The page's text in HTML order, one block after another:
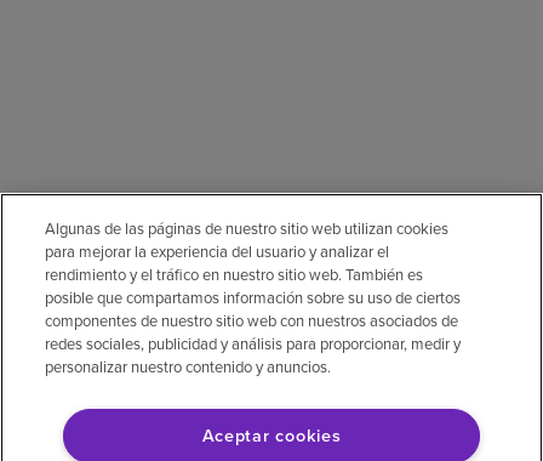
Algunas de las páginas de nuestro sitio web utilizan cookies
para mejorar la experiencia del usuario y analizar el
rendimiento y el tráfico en nuestro sitio web. También es
posible que compartamos información sobre su uso de ciertos
componentes de nuestro sitio web con nuestros asociados de
redes sociales, publicidad y análisis para proporcionar, medir y
personalizar nuestro contenido y anuncios.
Aceptar cookies